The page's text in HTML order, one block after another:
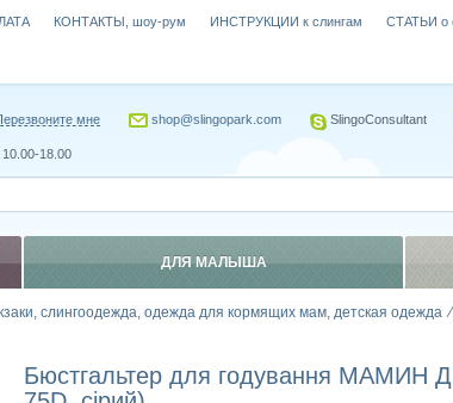
слингоодежда, одежда для кормящих мам, детская одежда
Бюстгальтер для годування МАМИН
КОНТАКТЫ, шоу-рум ИНСТРУКЦИИ к слингам СТАТЬИ о
мне shop@slingopark.com SlingoConsultant
18.00
ДЛЯ МАЛЫША